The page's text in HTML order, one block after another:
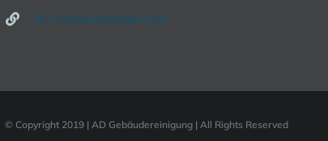
AD-Gebaeudereinigung.de
© Copyright 2019 | AD Gebäudereinigung | All Rights Reserved